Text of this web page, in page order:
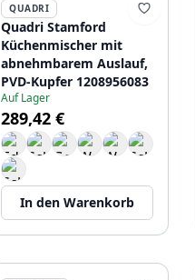
QUADRI
Quadri Stamford
Küchenmischer mit
abnehmbarem Auslauf,
PVD-Kupfer 1208956083
Auf Lager
289,42 €
In den Warenkorb